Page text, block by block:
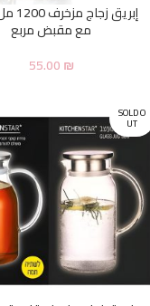
مع مقبض مربع
55.00₪
SOLD O
UT